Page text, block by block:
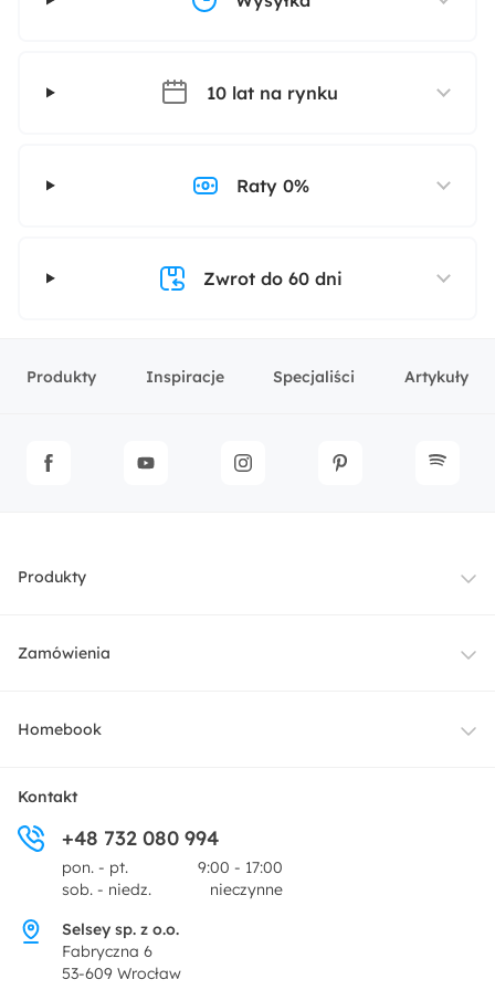
10 lat na rynku
Raty 0%
Zwrot do 60 dni
Produkty Inspiracje Specjaliści Artykuły
Produkty
Meble
Dekoracje i akcesoria
Promocje
Zamówienia
Dostawa
Zwroty
Pytania i odpowiedzi
Homebook
O nas
Centrum prasowe
Regulamin
Kontakt
+48 732 080 994
pon. - pt.
9:00 - 17:00
sob. - niedz.
nieczynne
Selsey sp. z o.o.
Fabryczna 6
53-609 Wrocław